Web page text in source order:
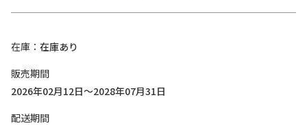
在庫
在庫あり
販売期間
2026年02月12日～2028年07月31日
配送期間